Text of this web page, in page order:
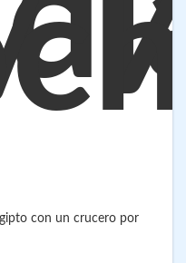
con un crucero por